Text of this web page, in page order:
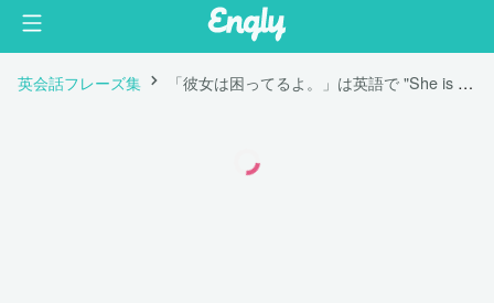
英会話フレーズ集 「彼女は困ってるよ。」は英語で "She is confused."